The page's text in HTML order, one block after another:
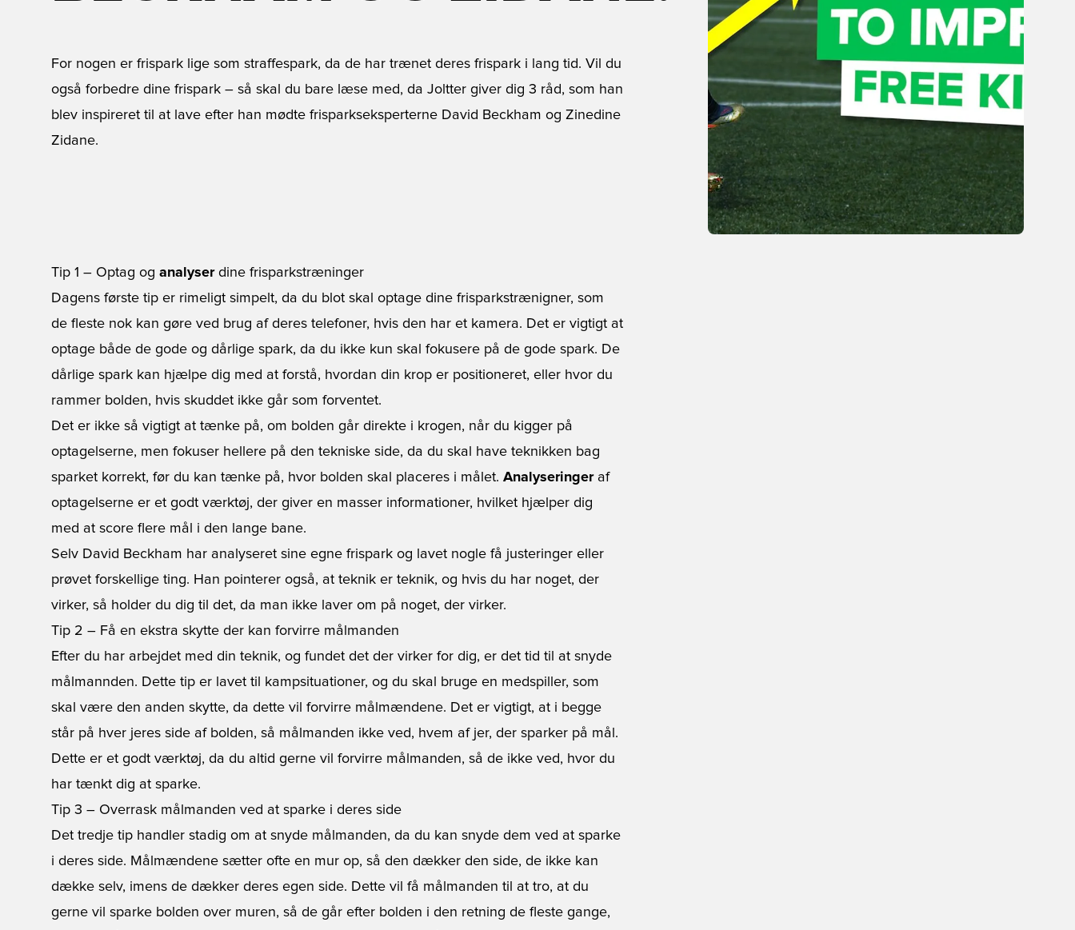
For nogen er frispark lige som straffespark, da de har trænet deres frispark i lang tid. Vil du
også forbedre dine frispark – så skal du bare læse med, da Joltter giver dig 3 råd, som han
blev inspireret til at lave efter han mødte frisparkseksperterne David Beckham og Zinedine
Zidane.
Tip 1 – Optag og analyser dine frisparkstræninger
Dagens første tip er rimeligt simpelt, da du blot skal optage dine frisparkstrænigner, som
de fleste nok kan gøre ved brug af deres telefoner, hvis den har et kamera. Det er vigtigt at
optage både de gode og dårlige spark, da du ikke kun skal fokusere på de gode spark. De
dårlige spark kan hjælpe dig med at forstå, hvordan din krop er positioneret, eller hvor du
rammer bolden, hvis skuddet ikke går som forventet.
Det er ikke så vigtigt at tænke på, om bolden går direkte i krogen, når du kigger på
optagelserne, men fokuser hellere på den tekniske side, da du skal have teknikken bag
sparket korrekt, før du kan tænke på, hvor bolden skal placeres i målet. Analyseringeraf
optagelserne er et godt værktøj, der giver en masser informationer, hvilket hjælper dig
med at score flere mål i den lange bane.
Selv David Beckham har analyseret sine egne frispark og lavet nogle få justeringer eller
prøvet forskellige ting. Han pointerer også, at teknik er teknik, og hvis du har noget, der
virker, så holder du dig til det, da man ikke laver om på noget, der virker.
Tip 2 – Få en ekstra skytte der kan forvirre målmanden
Efter du har arbejdet med din teknik, og fundet det der virker for dig, er det tid til at snyde
målmannden. Dette tip er lavet til kampsituationer, og du skal bruge en medspiller, som
skal være den anden skytte, da dette vil forvirre målmændene. Det er vigtigt, at i begge
står på hver jeres side af bolden, så målmanden ikke ved, hvem af jer, der sparker på mål.
Dette er et godt værktøj, da du altid gerne vil forvirre målmanden, så de ikke ved, hvor du
har tænkt dig at sparke.
Tip 3 – Overrask målmanden ved at sparke i deres side
Det tredje tip handler stadig om at snyde målmanden, da du kan snyde dem ved at sparke
i deres side. Målmændene sætter ofte en mur op, så den dækker den side, de ikke kan
dække selv, imens de dækker deres egen side. Dette vil få målmanden til at tro, at du
gerne vil sparke bolden over muren, så de går efter bolden i den retning de fleste gange,